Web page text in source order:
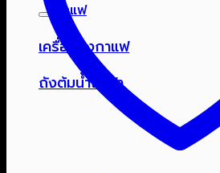
กาแฟ
เครื่องชงกาแฟ
ถังต้มน้ำไฟฟ้า